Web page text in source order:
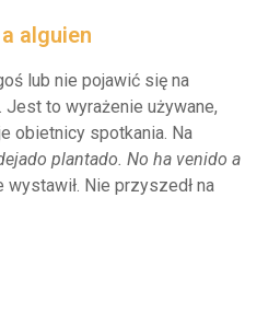
alguien
lub nie pojawić się na
to wyrażenie używane,
obietnicy spotkania. Na
plantado. No ha venido a
wystawił. Nie przyszedł na